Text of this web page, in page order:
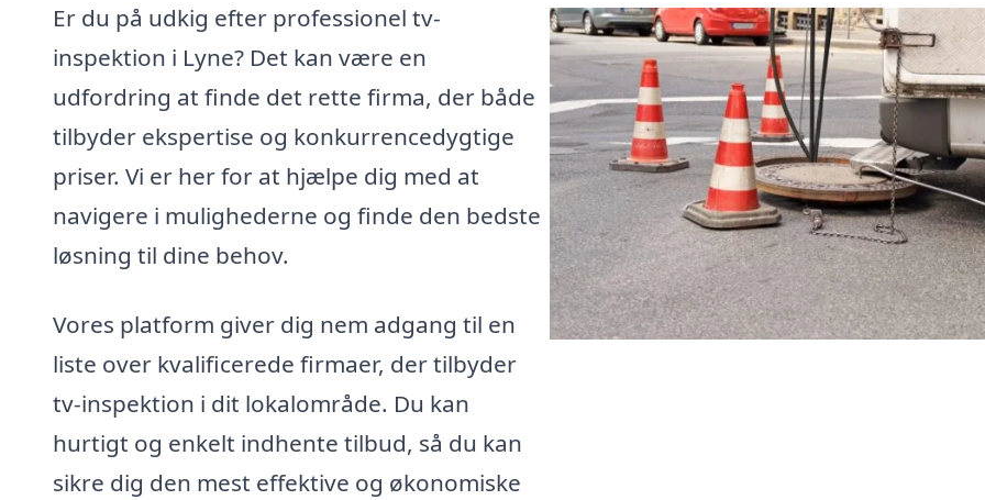
Er du på udkig efter professionel tv-
inspektion i Lyne? Det kan være en
udfordring at finde det rette firma, der både
tilbyder ekspertise og konkurrencedygtige
priser. Vi er her for at hjælpe dig med at
navigere i mulighederne og finde den bedste
løsning til dine behov.
Vores platform giver dig nem adgang til en
liste over kvalificerede firmaer, der tilbyder
tv-inspektion i dit lokalområde. Du kan
hurtigt og enkelt indhente tilbud, så du kan
sikre dig den mest effektive og økonomiske